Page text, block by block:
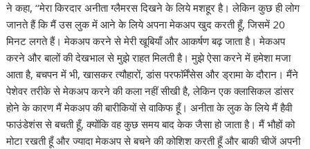
ने कहा, ‘‘मेरा किरदार अनीता ग्लैमरस दिखने के लिये मशहूर है। लेकिन कुछ ही लोग
जानते हैं कि मैं उस लुक में आने के लिये अपना मेकअप खुद करती हूँ, जिसमें 20
मिनट लगते हैं। मेकअप करने से मेरी खूबियाँ और आकर्षण बढ़ जाता है। मेकअप
करने और बालों की देखभाल से मुझे राहत मिलती है। मुझे ऐसा करने में हमेशा मजा
आता है, बचपन में भी, खासकर त्यौहारों, डांस परफाॅर्मेंसेस और ड्रामा के दौरान। मैंने
पेशेवर तरीके से मेकअप करने की कला नहीं सीखी है, लेकिन एक क्लासिकल डांसर
होने के कारण मैं मेकअप की बारीकियों से वाकिफ हूँ। अनीता के लुक के लिये मैं हैवी
फाउंडेशंस से बचती हूँ, क्योंकि वह कुछ समय बाद केक जैसा हो जाता है। मैं भौहों को
मोटा रखती हूँ और ज्यादा मेकअप से बचने की कोशिश करती हूँ और बाकी चीजें अपनी